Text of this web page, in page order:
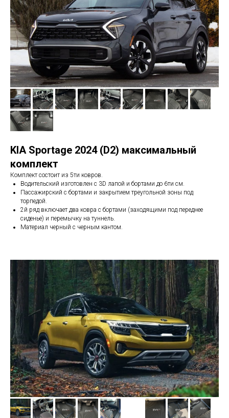
KIA Sportage 2024 (D2) максимальный
комплект
Комплект состоит из 5ти ковров.
Водительский изготовлен с 3D лапой и бортами до 6ти см.
Пассажирский с бортами и закрытием треугольной зоны под
торпедой.
2й ряд включает два ковра с бортами (заходящими под переднее
сиденье) и перемычку на туннель.
Материал черный с черным кантом.